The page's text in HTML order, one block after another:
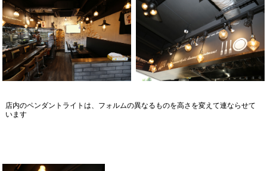
店内のペンダントライトは、フォルムの異なるものを高さを変えて連ならせて
います